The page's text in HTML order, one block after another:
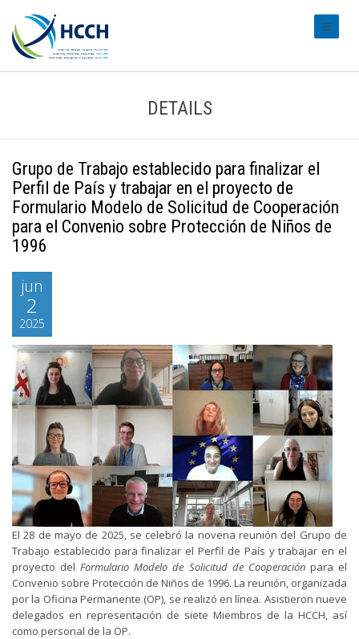
DETAILS
Grupo de Trabajo establecido para finalizar el
Perfil de País y trabajar en el proyecto de
Formulario Modelo de Solicitud de Cooperación
para el Convenio sobre Protección de Niños de
1996
jun
2
2025
El 28 de mayo de 2025, se celebró la novena reunión del Grupo de
Trabajo establecido para finalizar el Perfil de País y trabajar en el
proyecto delFormulario Modelo de Solicitud de Cooperaciónpara el
Convenio sobre Protección de Niños de 1996. La reunión, organizada
por la Oficina Permanente (OP), se realizó en línea. Asistieron nueve
delegados en representación de siete Miembros de la HCCH, así
como personal de la OP.